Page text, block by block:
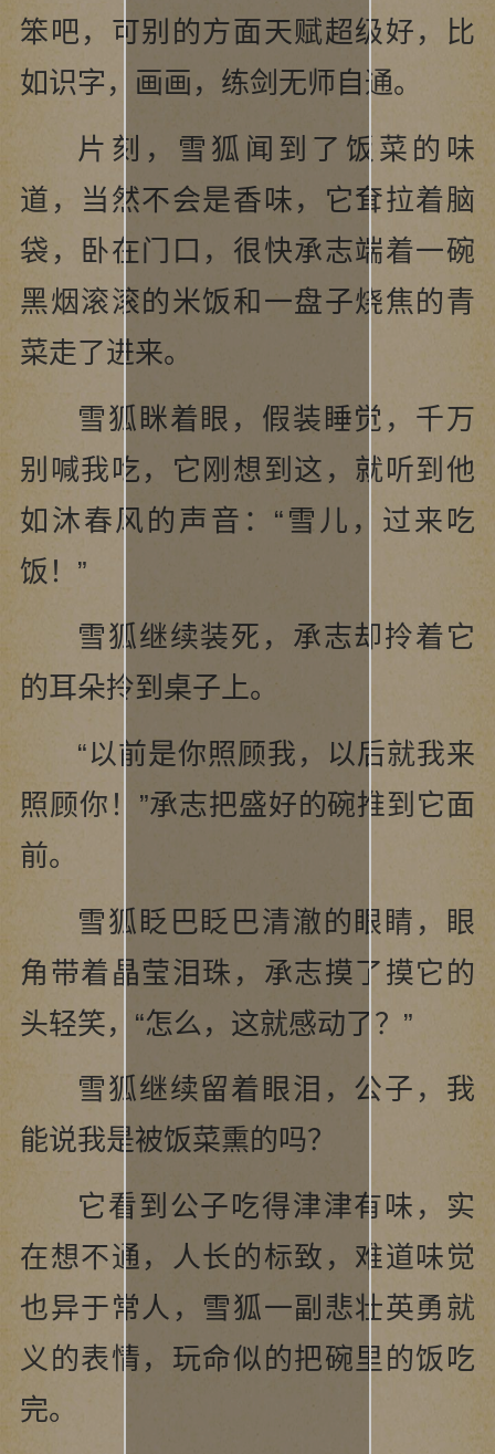
笨吧，可别的方面天赋超级好，比
如识字，画画，练剑无师自通。
片刻，雪狐闻到了饭菜的味
道，当然不会是香味，它耷拉着脑
袋，卧在门口，很快承志端着一碗
黑烟滚滚的米饭和一盘子烧焦的青
菜走了进来。
雪狐眯着眼，假装睡觉，千万
别喊我吃，它刚想到这，就听到他
如沐春风的声音：“雪儿，过来吃
饭！”
雪狐继续装死，承志却拎着它
的耳朵拎到桌子上。
“以前是你照顾我，以后就我来
照顾你！”承志把盛好的碗推到它面
前。
雪狐眨巴眨巴清澈的眼睛，眼
角带着晶莹泪珠，承志摸了摸它的
头轻笑，“怎么，这就感动了？”
雪狐继续留着眼泪，公子，我
能说我是被饭菜熏的吗？
它看到公子吃得津津有味，实
在想不通，人长的标致，难道味觉
也异于常人，雪狐一副悲壮英勇就
义的表情，玩命似的把碗里的饭吃
完。